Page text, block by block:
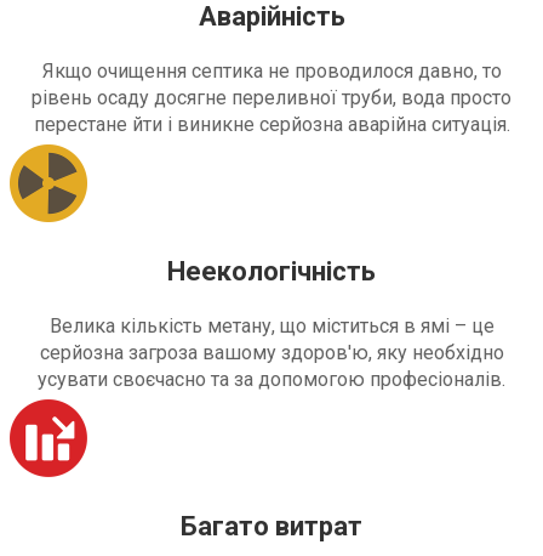
Аварійність
Якщо очищення септика не проводилося давно, то
рівень осаду досягне переливної труби, вода просто
перестане йти і виникне серйозна аварійна ситуація.
Неекологічність
Велика кількість метану, що міститься в ямі – це
серйозна загроза вашому здоров'ю, яку необхідно
усувати своєчасно та за допомогою професіоналів.
Багато витрат